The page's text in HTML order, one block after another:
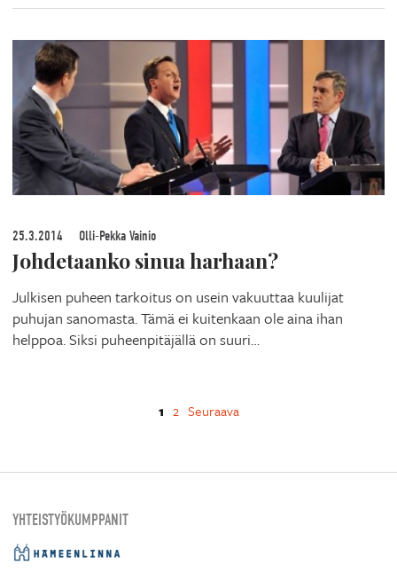
25.3.2014 Olli-Pekka Vainio
Johdetaanko sinua harhaan?
Julkisen puheen tarkoitus on usein vakuuttaa kuulijat
puhujan sanomasta. Tämä ei kuitenkaan ole aina ihan
helppoa. Siksi puheenpitäjällä on suuri…
1 2 Seuraava
YHTEISTYÖKUMPPANIT